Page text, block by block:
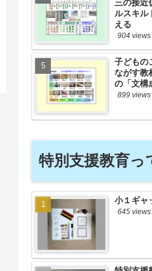
三の接近
ルスキル
える
904 views
子どもの
ながす教
の「文構
899 views
特別支援教育っ
小１ギャ
645 views